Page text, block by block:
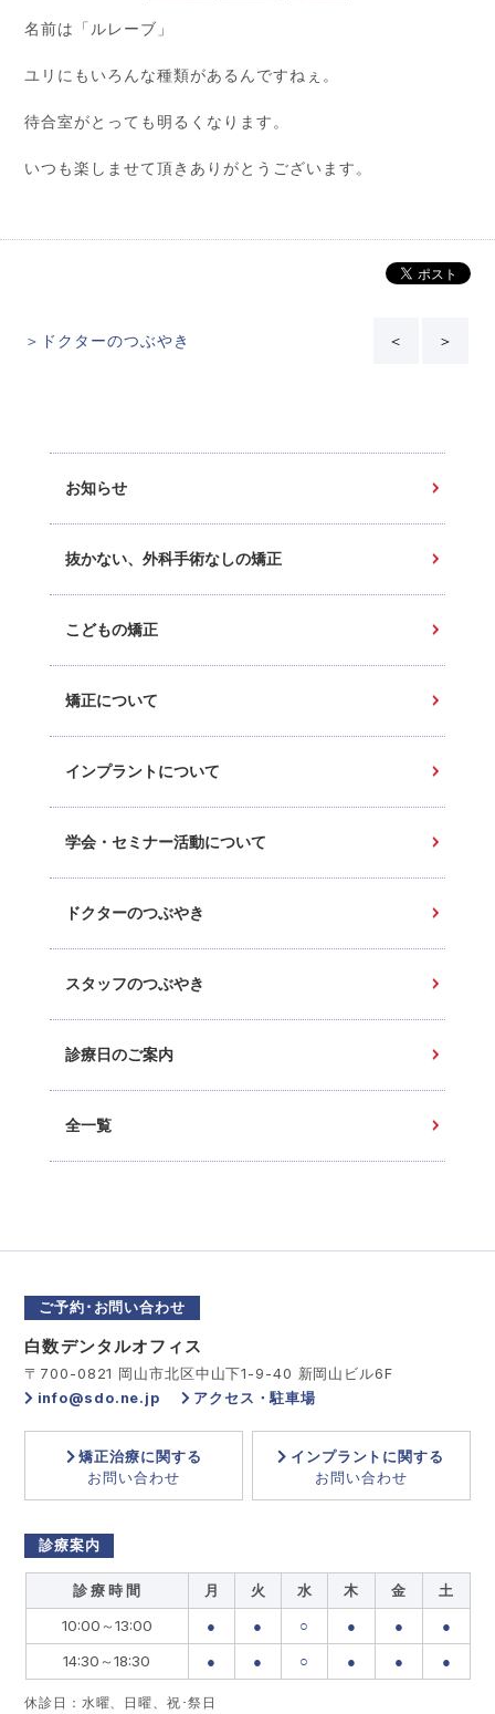
名前は「ルレーブ」
ユリにもいろんな種類があるんですねぇ。
待合室がとっても明るくなります。
いつも楽しませて頂きありがとうございます。
＞ドクターのつぶやき ＜ ＞
お知らせ
抜かない、外科手術なしの矯正
こどもの矯正
矯正について
インプラントについて
学会・セミナー活動について
ドクターのつぶやき
スタッフのつぶやき
診療日のご案内
全一覧
ご予約･お問い合わせ
白数デンタルオフィス
〒700-0821 岡山市北区中山下1-9-40 新岡山ビル6F
info@sdo.ne.jp
アクセス・駐車場
矯正治療に関する
お問い合わせ
インプラントに関する
お問い合わせ
診療案内
診 療 時 間 月 火 水 木 金
土
10:00～13:00
● ● ○ ● ●
●
14:30～18:30
● ● ○ ● ● ●
休診日：水曜、日曜、祝･祭日